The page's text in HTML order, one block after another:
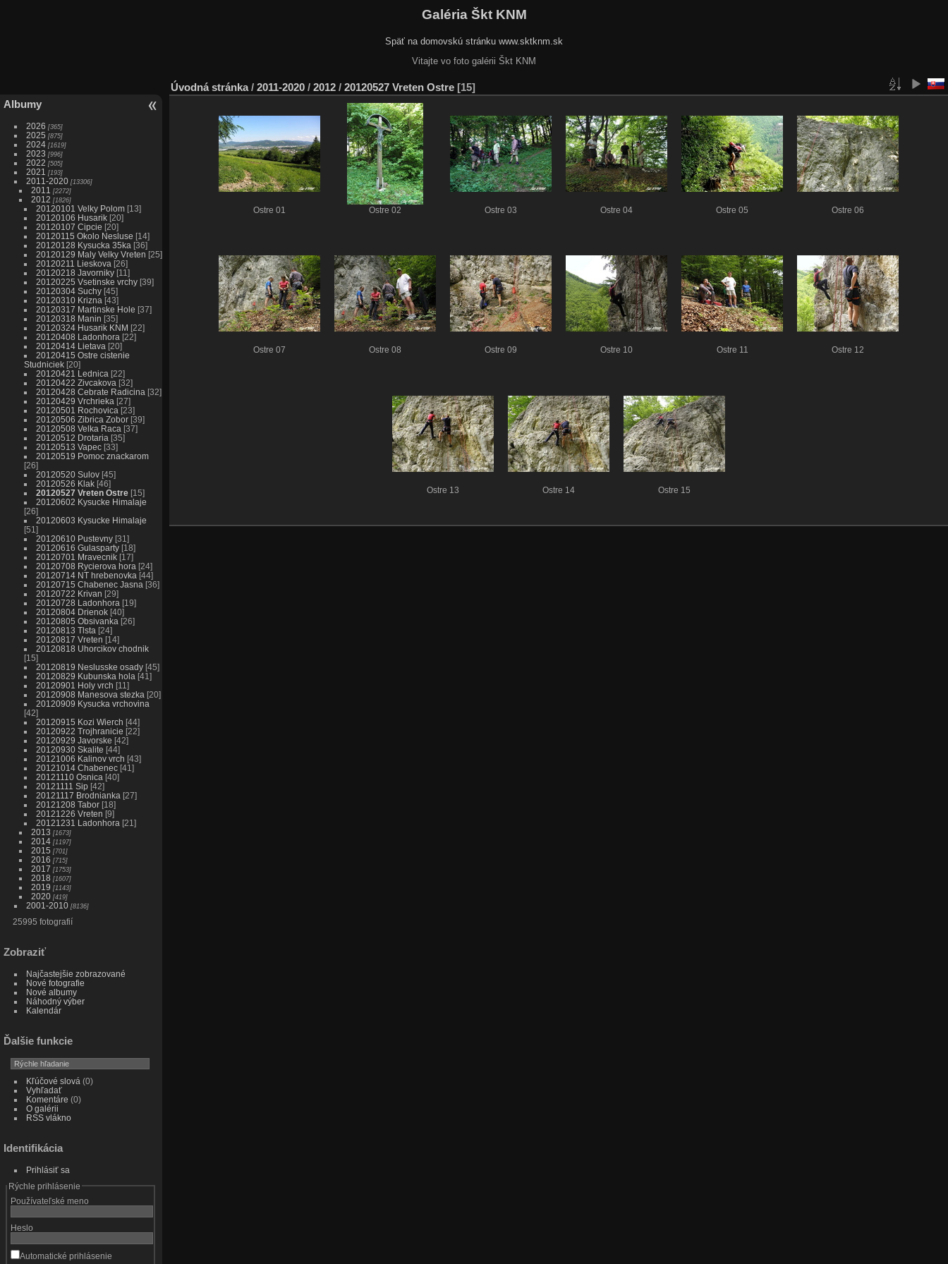
Galéria Škt KNM
Späť na domovskú stránku www.sktknm.sk
Vitajte vo foto galérii Škt KNM
Albumy
2026 365
2025 875
2024 1619
2023 996
2022 505
2021 193
2011-2020 13306
2011 2272
2012 1826
20120101 Velky Polom 13
20120106 Husarik 20
20120107 Cipcie 20
20120115 Okolo Nesluse 14
20120128 Kysucka 35ka 36
20120129 Maly Velky Vreten 25
20120211 Lieskova 26
20120218 Javorniky 11
20120225 Vsetinske vrchy 39
20120304 Suchy 45
20120310 Krizna 43
20120317 Martinske Hole 37
20120318 Manin 35
20120324 Husarik KNM 22
20120408 Ladonhora 22
20120414 Lietava 20
20120415 Ostre cistenie
Studniciek 20
20120421 Lednica 22
20120422 Zivcakova 32
20120428 Cebrate Radicina 32
20120429 Vrchrieka 27
20120501 Rochovica 23
20120506 Zibrica Zobor 39
20120508 Velka Raca 37
20120512 Drotaria 35
20120513 Vapec 33
20120519 Pomoc znackarom
26
20120520 Sulov 45
20120526 Klak 46
20120527 Vreten Ostre 15
20120602 Kysucke Himalaje
26
20120603 Kysucke Himalaje
51
20120610 Pustevny 31
20120616 Gulasparty 18
20120701 Mravecnik 17
20120708 Rycierova hora 24
20120714 NT hrebenovka 44
20120715 Chabenec Jasna 36
20120722 Krivan 29
20120728 Ladonhora 19
20120804 Drienok 40
20120805 Obsivanka 26
20120813 Tlsta 24
20120817 Vreten 14
20120818 Uhorcikov chodnik
15
20120819 Neslusske osady 45
20120829 Kubunska hola 41
20120901 Holy vrch 11
20120908 Manesova stezka 20
20120909 Kysucka vrchovina
42
20120915 Kozi Wierch 44
20120922 Trojhranicie 22
20120929 Javorske 42
20120930 Skalite 44
20121006 Kalinov vrch 43
20121014 Chabenec 41
20121110 Osnica 40
20121111 Sip 42
20121117 Brodnianka 27
20121208 Tabor 18
20121226 Vreten 9
20121231 Ladonhora 21
2013 1673
2014 1197
2015 701
2016 715
2017 1753
2018 1607
2019 1143
2020 419
2001-2010 8136
25995 fotografií
Zobraziť
Najčastejšie zobrazované
Nové fotografie
Nové albumy
Náhodný výber
Kalendár
Ďalšie funkcie
Kľúčové slová (0)
Vyhľadať
Komentáre (0)
O galérii
RSS vlákno
Identifikácia
Prihlásiť sa
Rýchle prihlásenie
Používateľské meno
Heslo
Automatické prihlásenie
Úvodná stránka/ 2011-2020 / 2012 / 20120527 Vreten Ostre 15
Ostre 01 Ostre 02 Ostre 03 Ostre 04 Ostre 05 Ostre 06
Ostre 07 Ostre 08 Ostre 09 Ostre 10 Ostre 11 Ostre 12
Ostre 13 Ostre 14 Ostre 15